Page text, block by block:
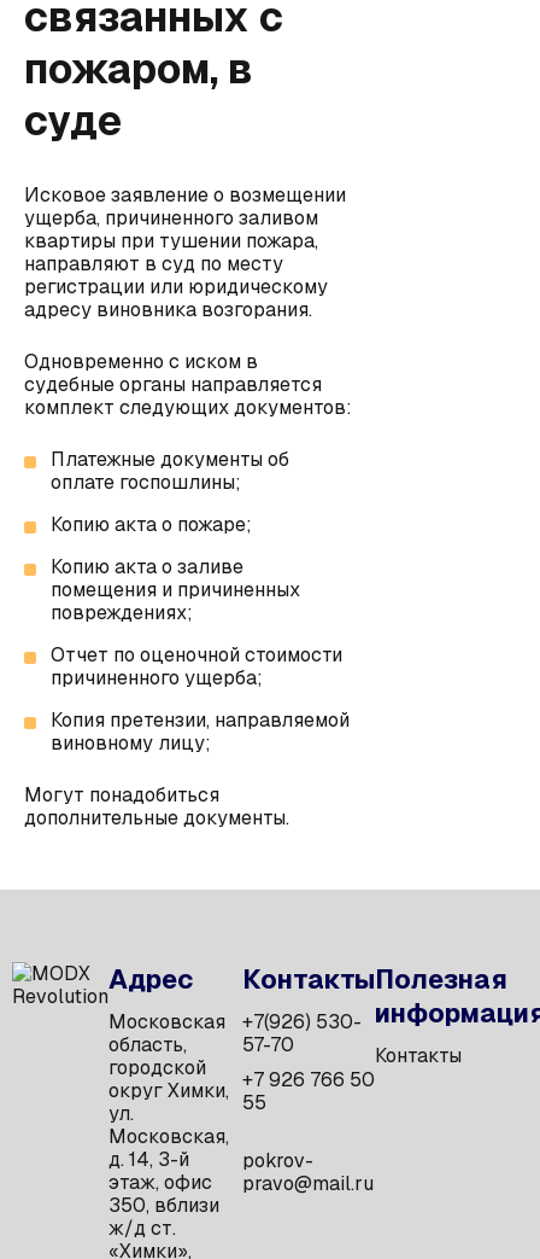
связанных с
пожаром, в
суде
Исковое заявление о возмещении
ущерба, причиненного заливом
квартиры при тушении пожара,
направляют в суд по месту
регистрации или юридическому
адресу виновника возгорания.
Одновременно с иском в
судебные органы направляется
комплект следующих документов:
Платежные документы об
оплате госпошлины;
Копию акта о пожаре;
Копию акта о заливе
помещения и причиненных
повреждениях;
Отчет по оценочной стоимости
причиненного ущерба;
Копия претензии, направляемой
виновному лицу;
Могут понадобиться
дополнительные документы.
Адрес
Московская
область,
городской
округ Химки,
ул.
Московская,
д. 14, 3-й
этаж, офис
350, вблизи
ж/д ст.
«Химки»,
Контакты
+7(926) 530-
57-70
+7 926 766 50
55
pokrov-
pravo@mail.ru
Полезная
Контакты